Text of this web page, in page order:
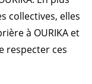
collectives, elles
à OURIKA et
respecter ces